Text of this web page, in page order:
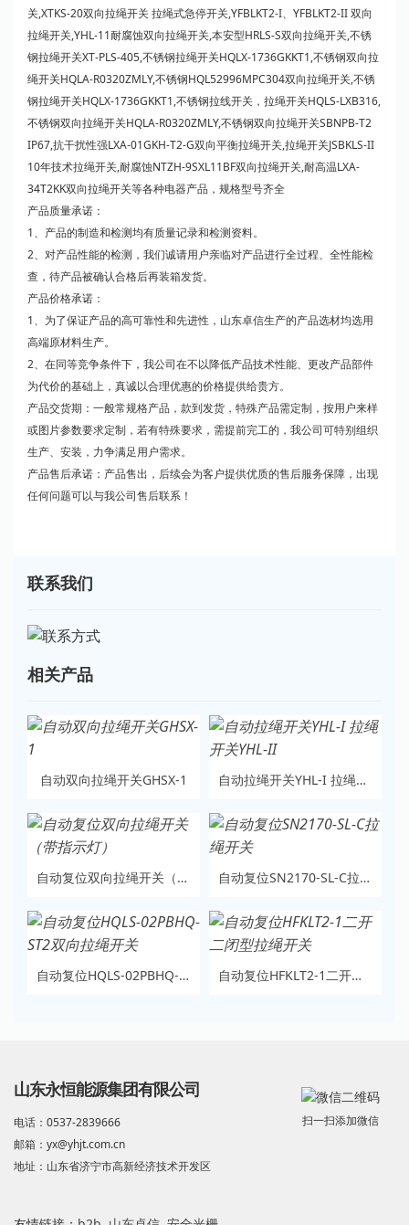
关,XTKS-20双向拉绳开关 拉绳式急停开关,YFBLKT2-I、YFBLKT2-II 双向
拉绳开关,YHL-11耐腐蚀双向拉绳开关,本安型HRLS-S双向拉绳开关,不锈
钢拉绳开关XT-PLS-405,不锈钢拉绳开关HQLX-1736GKKT1,不锈钢双向拉
绳开关HQLA-R0320ZMLY,不锈钢HQL52996MPC304双向拉绳开关,不锈
钢拉绳开关HQLX-1736GKKT1,不锈钢拉线开关，拉绳开关HQLS-LXB316,
不锈钢双向拉绳开关HQLA-R0320ZMLY,不锈钢双向拉绳开关SBNPB-T2
IP67,抗干扰性强LXA-01GKH-T2-G双向平衡拉绳开关,拉绳开关JSBKLS-II
10年技术拉绳开关,耐腐蚀NTZH-9SXL11BF双向拉绳开关,耐高温LXA-
34T2KK双向拉绳开关等各种电器产品，规格型号齐全
产品质量承诺：
1、产品的制造和检测均有质量记录和检测资料。
2、对产品性能的检测，我们诚请用户亲临对产品进行全过程、全性能检
查，待产品被确认合格后再装箱发货。
产品价格承诺：
1、为了保证产品的高可靠性和先进性，山东卓信生产的产品选材均选用
高端原材料生产。
2、在同等竞争条件下，我公司在不以降低产品技术性能、更改产品部件
为代价的基础上，真诚以合理优惠的价格提供给贵方。
产品交货期：一般常规格产品，款到发货，特殊产品需定制，按用户来样
或图片参数要求定制，若有特殊要求，需提前完工的，我公司可特别组织
生产、安装，力争满足用户需求。
产品售后承诺：产品售出，后续会为客户提供优质的售后服务保障，出现
任何问题可以与我公司售后联系！
联系我们
相关产品
自动双向拉绳开关GHSX-1 自动拉绳开关YHL-I 拉绳开关YHL-II
自动复位双向拉绳开关（带指示灯） 自动复位SN2170-SL-C拉绳开关
自动复位HQLS-02PBHQ-ST2双向拉绳开关 自动复位HFKLT2-1二开二闭型拉绳开关
山东永恒能源集团有限公司
电话：0537-2839666
邮箱：yx@yhjt.com.cn
地址：山东省济宁市高新经济技术开发区
扫一扫添加微信